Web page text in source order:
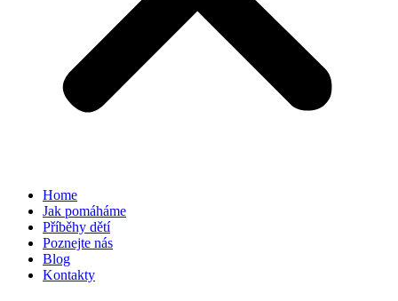
Home
Jak pomáháme
Příběhy dětí
Poznejte nás
Blog
Kontakty